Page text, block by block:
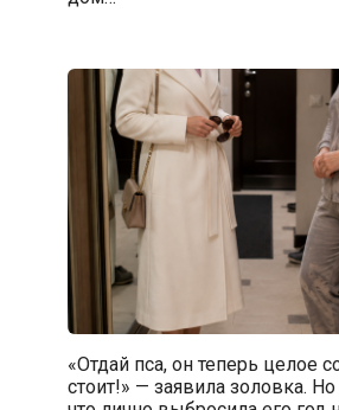
«Отдай пса, он теперь целое
стоит!» — заявила золовка.